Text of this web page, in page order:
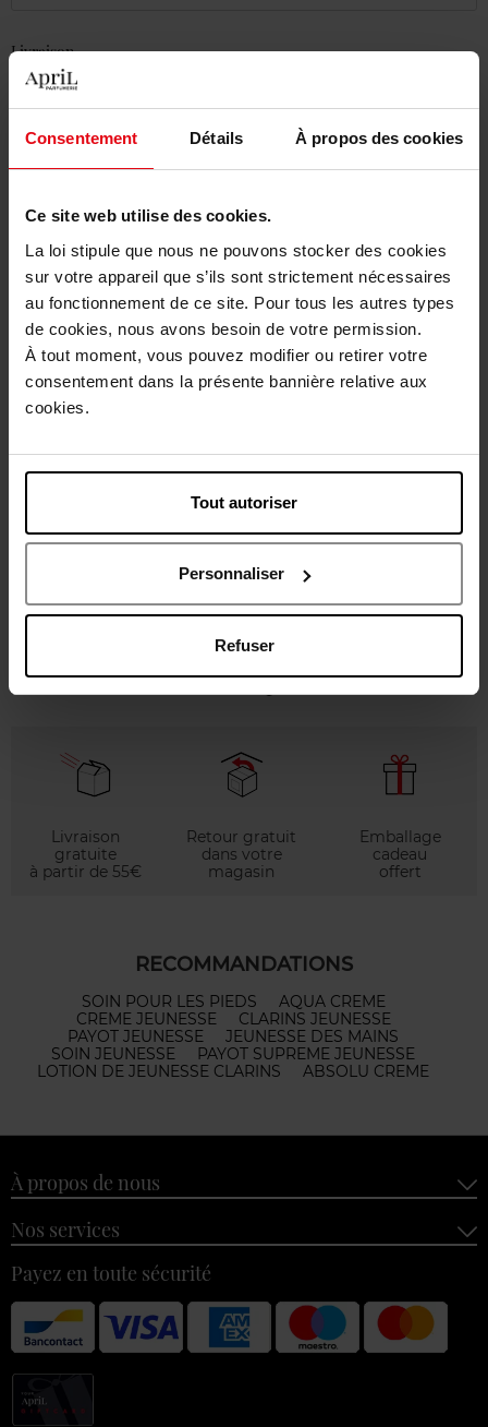
Consentement Détails À propos des cookies
Ce site web utilise des cookies.
La loi stipule que nous ne pouvons stocker des cookies
sur votre appareil que s’ils sont strictement nécessaires
au fonctionnement de ce site. Pour tous les autres types
de cookies, nous avons besoin de votre permission.
À tout moment, vous pouvez modifier ou retirer votre
consentement dans la présente bannière relative aux
cookies.
Tout autoriser
Personnaliser
Refuser
Livraison
Cet article n'est plus disponible pour le moment
Retour gratuit dans votre magasin
Emballage cadeau offert
Description
Conseil d'utilisation
Caractéristiques
Avis client Politique relative aux avis des clients
Vous aimerez peut-être
Livraison
gratuite
à partir de 55€
Retour gratuit
dans votre
magasin
Emballage
cadeau
offert
RECOMMANDATIONS
SOIN POUR LES PIEDS
AQUA CREME
CREME JEUNESSE
CLARINS JEUNESSE
PAYOT JEUNESSE
JEUNESSE DES MAINS
SOIN JEUNESSE
PAYOT SUPREME JEUNESSE
LOTION DE JEUNESSE CLARINS
ABSOLU CREME
À propos de nous
Nos services
Payez en toute sécurité